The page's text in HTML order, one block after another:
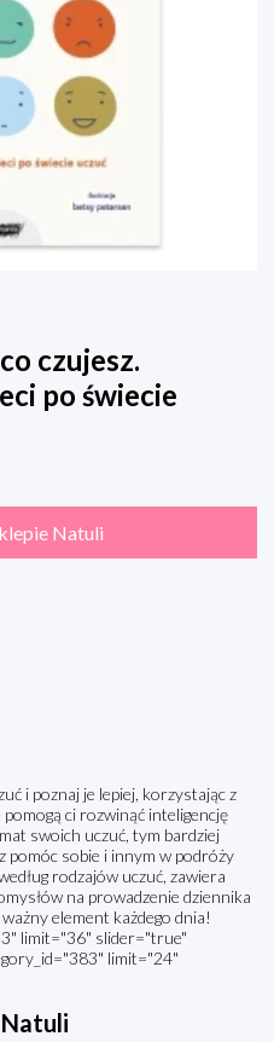
czujesz.
po świecie
Natuli
i poznaj je lepiej, korzystając z
ci rozwinąć inteligencję
swoich uczuć, tym bardziej
pomóc sobie i innym w podróży
rodzajów uczuć, zawiera
na prowadzenie dziennika
element każdego dnia!
limit="36" slider="true"
limit="24"